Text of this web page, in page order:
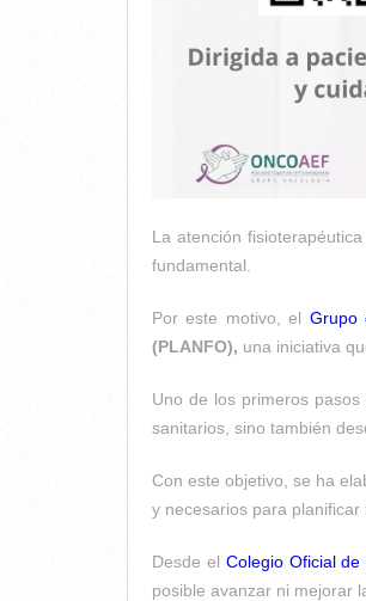
La atención
fundamental.
Por este motivo, el Grupo
(PLANFO), una iniciativa
Uno de los primeros
sanitarios, sino también
Con este objetivo, se ha
y necesarios para planificar
Desde el Colegio Oficial
posible avanzar ni mejorar